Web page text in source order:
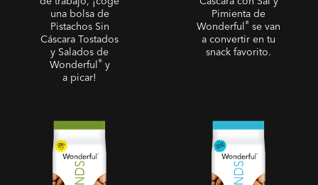
una bolsa de
Pistachos Sin
Cáscara Tostados
y Salados de
Wonderful®y
a picar!
Pimienta de
Wonderful® se van
a convertir en tu
snack favorito.